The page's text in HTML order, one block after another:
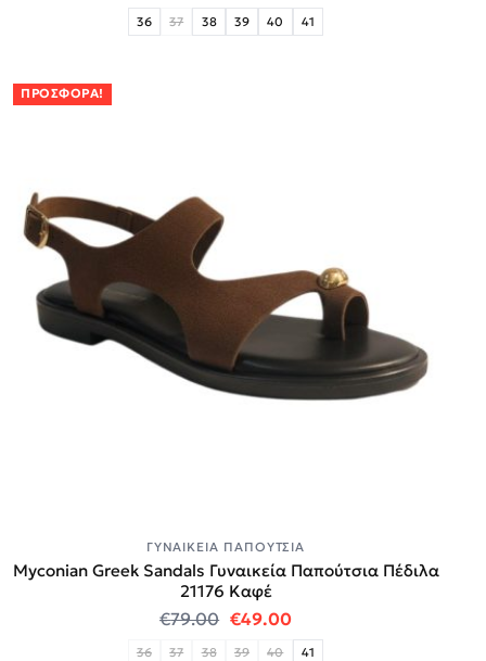
36 37 38 39 40 41
ΠΡΟΣΦΟΡΆ!
ΓΥΝΑΙΚΕΊΑ ΠΑΠΟΎΤΣΙΑ
Myconian Greek Sandals Γυναικεία Παπούτσια Πέδιλα
21176 Καφέ
€79.00 Original price was: €79.00.
€49.00Η τρέχουσα τιμή
36 37 38 39 40 41